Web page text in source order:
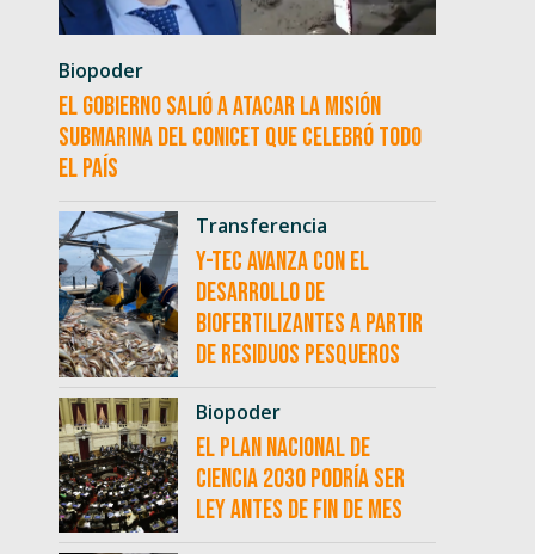
Biopoder
El Gobierno salió a atacar la misión
submarina del CONICET que celebró todo
el país
Transferencia
Y-TEC avanza con el
desarrollo de
biofertilizantes a partir
de residuos pesqueros
Biopoder
El Plan Nacional de
Ciencia 2030 podría ser
ley antes de fin de mes